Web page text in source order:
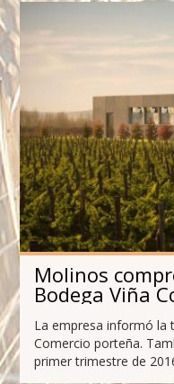
Molinos
Bodega Viña
La empresa informó la
Comercio porteña.
primer trimestre de